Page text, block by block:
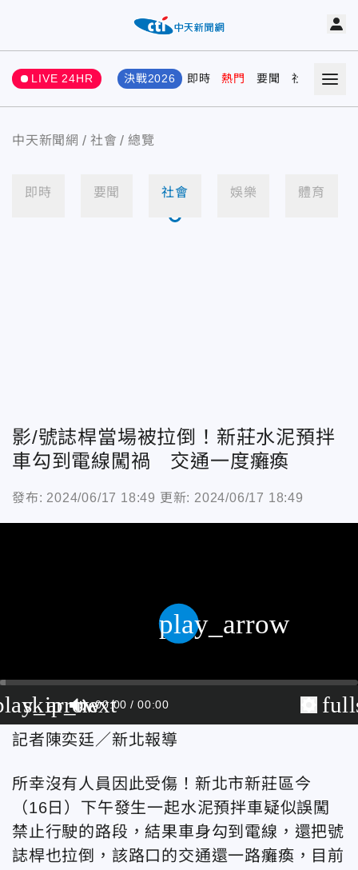
LIVE 24HR 決戰2026 即時 熱門 要聞 社會 娛樂
中天新聞網 社會 總覽
即時 要聞 社會 娛樂 體育
影/號誌桿當場被拉倒！新莊水泥預拌
車勾到電線闖禍 交通一度癱瘓
發布: 2024/06/17 18:49 更新: 2024/06/17 18:49
skip_next
00:00 00:00
play_arrow
記者陳奕廷／新北報導
所幸沒有人員因此受傷！新北市新莊區今
（16日）下午發生一起水泥預拌車疑似誤闖
禁止行駛的路段，結果車身勾到電線，還把號
誌桿也拉倒，該路口的交通還一路癱瘓，目前